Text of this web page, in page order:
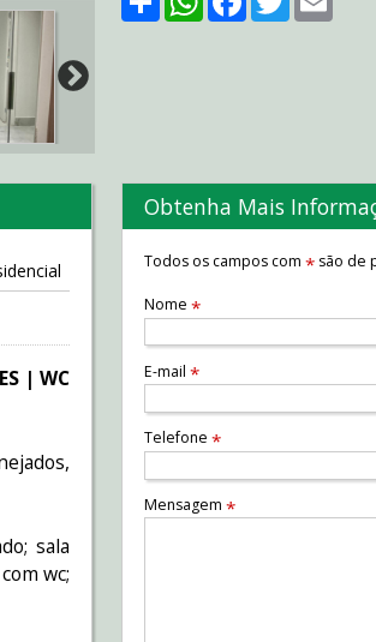
| WC
sala
wc;
Obtenha Mais
Todos os campos com *são de
Nome *
E-mail *
Telefone *
Mensagem *